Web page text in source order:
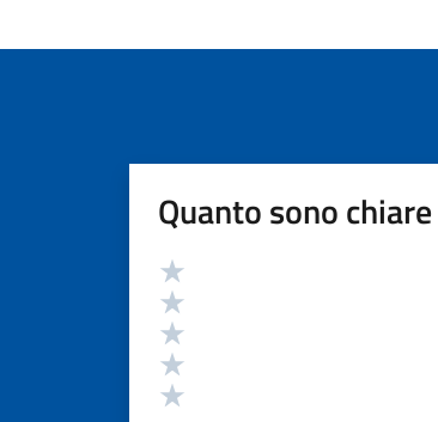
Quanto sono
Valutazione